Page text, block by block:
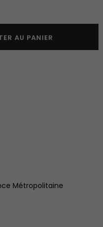
AU PANIER
Métropolitaine